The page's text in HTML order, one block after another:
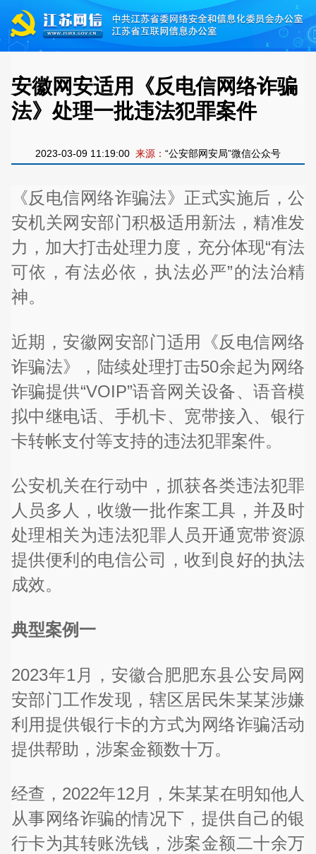
安徽网安适用《反电信网络诈骗
法》处理一批违法犯罪案件
2023-03-09 11:19:00 来源： “公安部网安局”微信公众号
《反电信网络诈骗法》正式实施后，公
安机关网安部门积极适用新法，精准发
力，加大打击处理力度，充分体现“有法
可依，有法必依，执法必严”的法治精
神。
近期，安徽网安部门适用《反电信网络
诈骗法》，陆续处理打击50余起为网络
诈骗提供“VOIP”语音网关设备、语音模
拟中继电话、手机卡、宽带接入、银行
卡转帐支付等支持的违法犯罪案件。
公安机关在行动中，抓获各类违法犯罪
人员多人，收缴一批作案工具，并及时
处理相关为违法犯罪人员开通宽带资源
提供便利的电信公司，收到良好的执法
成效。
典型案例一
2023年1月，安徽合肥肥东县公安局网
安部门工作发现，辖区居民朱某某涉嫌
利用提供银行卡的方式为网络诈骗活动
提供帮助，涉案金额数十万。
经查，2022年12月，朱某某在明知他人
从事网络诈骗的情况下，提供自己的银
行卡为其转账洗钱，涉案金额二十余万